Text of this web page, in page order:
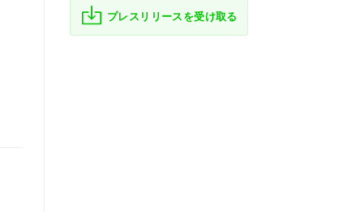
プレスリリースを受け取る